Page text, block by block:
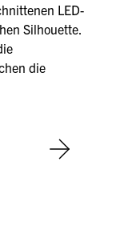
LED-
Silhouette.
die